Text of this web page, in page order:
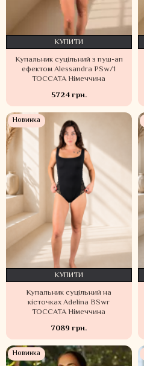
Купальник суцільний з пуш-ап
ефектом Alessandra PSw/1
TOCCATA Німеччина
5724 грн.
КУПИТИ
Новинка
Купальник суцільний на
кісточках Adelina BSwr
TOCCATA Німеччина
7089 грн.
КУПИТИ
Новинка